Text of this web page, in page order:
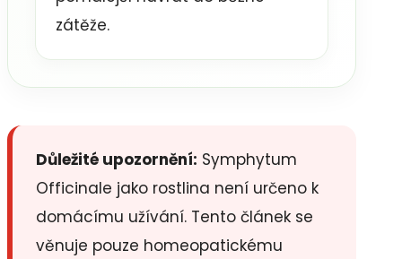
zátěže.
Důležité upozornění: Symphytum
Officinale jako rostlina není určeno k
domácímu užívání. Tento článek se
věnuje pouze homeopatickému